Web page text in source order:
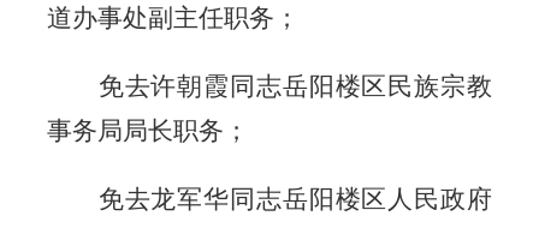
道办事处副主任职务；
免去许朝霞同志岳阳楼区民族宗教
事务局局长职务；
免去龙军华同志岳阳楼区人民政府